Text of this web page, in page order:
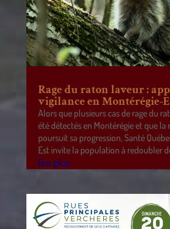
Rage du raton laveur :
vigilance en Montérégie-
Alors que plusieurs cas de rage du
été détectés en Montérégie et que la
poursuit sa progression, Santé
Est invite la population à redoubler
lire plus